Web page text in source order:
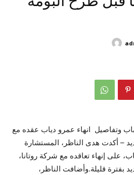
وتفاصيل انهاء عمرو دياب عقده مع
– أكدت هدى الناظر، المستشارة
على إنهاء تعاقده مع شركة روتانا،
بفترة قليلة.وأضافت الناظر،